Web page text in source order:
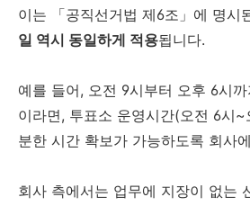
이는 「공직선거법 제6조」에 명시
일 역시 동일하게 적용됩니다.
예를 들어, 오전 9시부터 오후 6시
이라면, 투표소 운영시간(오전 6시
분한 시간 확보가 가능하도록 회사
회사 측에서는 업무에 지장이 없는